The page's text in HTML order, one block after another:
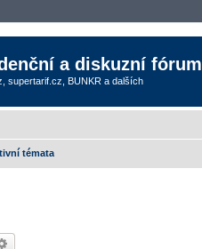
a diskuzní fórum
supertarif.cz, BUNKR a dalších
témata